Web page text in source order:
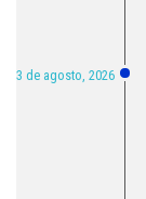
3 de agosto, 2026